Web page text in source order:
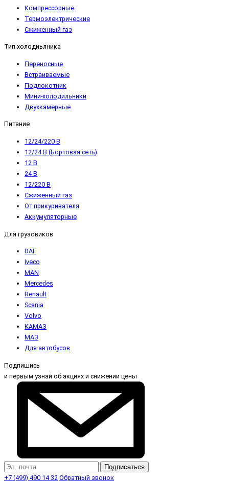
Компрессорные
Термоэлектрические
Сжиженный газ
Тип холодиьлника
Переносные
Встраиваемые
Подлокотник
Мини-холодильники
Двухкамерные
Питание
12/24/220 В
12/24 В (Бортовая сеть)
12 В
24 В
12/220 В
Сжиженный газ
От прикуривателя
Аккумуляторные
Для грузовиков
DAF
Iveco
MAN
Mercedes
Renault
Scania
Volvo
КАМАЗ
МАЗ
Для автобусов
Подпишись
и первым узнай об акциях и снижении цены
Подписаться
+7 (499) 490 14 32 Обратный звонок